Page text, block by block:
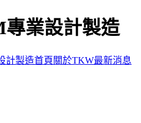
業設計製造
計製造首頁 關於TKW最新消息